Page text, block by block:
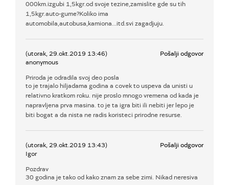
000km.izgubi 1,5kgr.od svoje tezine,zamislite gde su tih
1,5kgr.auto-gume?Koliko ima
automobila,autobusa,kamiona...itd.svi zagadjuju.
(utorak, 29.okt.2019 13:46)
anonymous
Pošalji odgovor
Priroda je odradila svoj deo posla
to je trajalo hiljadama godina a covek to uspeva da unisti u
relativno kratkom roku. nije proslo mnogo vremena od kada je
napravljena prva masina. to je ta igra biti ili nebiti jer lepo je
biti bogat a da nista ne radis koristeci prirodne resurse.
(utorak, 29.okt.2019 13:43)
Igor
Pošalji odgovor
Pozdrav
30 godina je tako od kako znam za sebe zimi. Nikad neresiva